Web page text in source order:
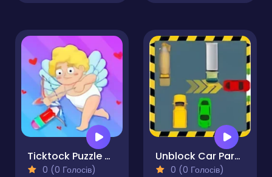
Ticktock Puzzle Challenge
0 (0 Голосів)
Unblock Car Parking
0 (0 Голосів)